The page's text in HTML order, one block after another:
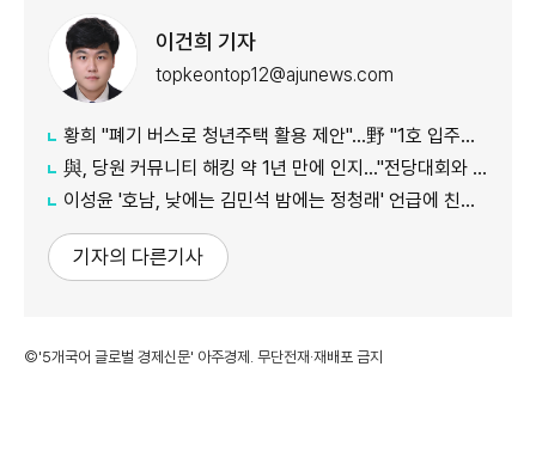
이건희 기자
topkeontop12@ajunews.com
황희 "폐기 버스로 청년주택 활용 제안"…野 "1호 입주하라"
與, 당원 커뮤니티 해킹 약 1년 만에 인지…"전당대회와 무관"
이성윤 '호남, 낮에는 김민석 밤에는 정청래' 언급에 친명계 반발…"한심한 수준"
기자의 다른기사
©'5개국어 글로벌 경제신문' 아주경제. 무단전재·재배포 금지